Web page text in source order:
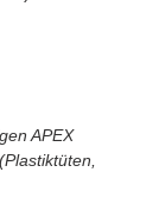
APEX